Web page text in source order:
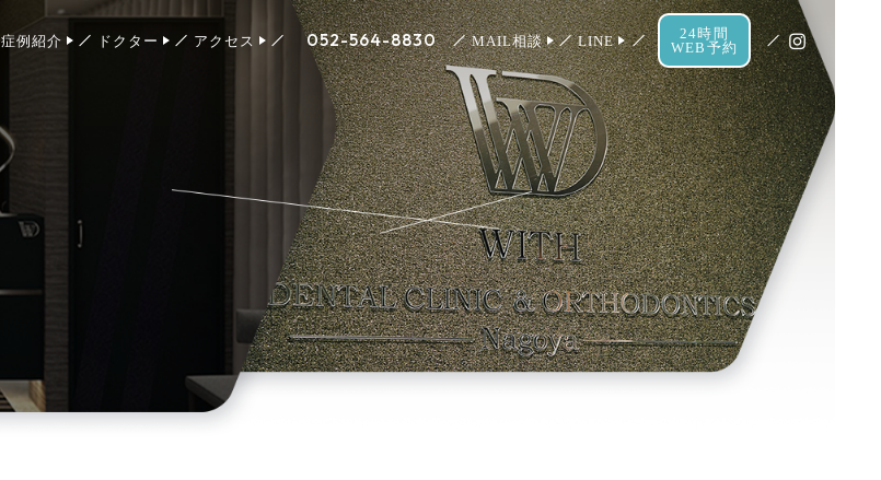
症例紹介 ドクター アクセス 052-564-8830 MAIL相談 LINE
24時間
WEB予約